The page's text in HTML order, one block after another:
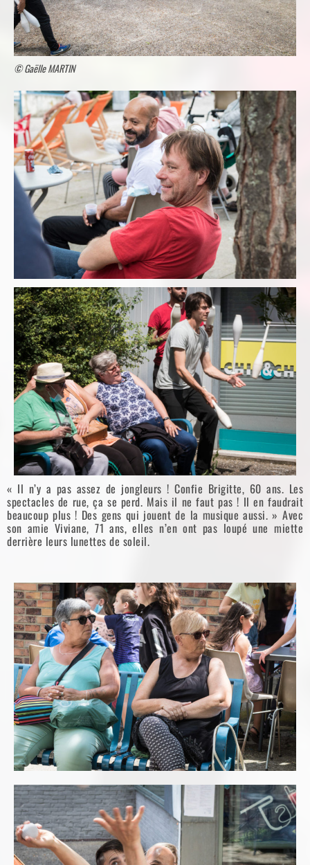
© Gaëlle MARTIN
« Il n’y a pas assez de jongleurs ! Confie Brigitte, 60 ans. Les
spectacles de rue, ça se perd. Mais il ne faut pas ! Il en faudrait
beaucoup plus ! Des gens qui jouent de la musique aussi. » Avec
son amie Viviane, 71 ans, elles n’en ont pas loupé une miette
derrière leurs lunettes de soleil.